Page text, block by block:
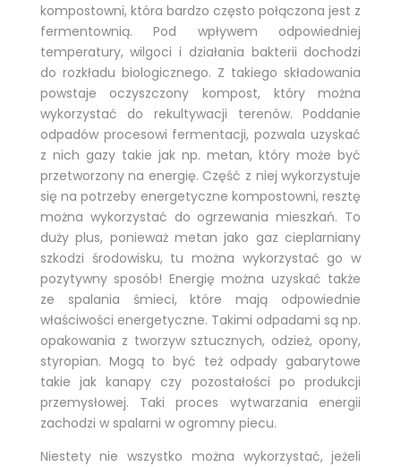
kompostowni, która bardzo często połączona jest z
fermentownią. Pod wpływem odpowiedniej
temperatury, wilgoci i działania bakterii dochodzi
do rozkładu biologicznego. Z takiego składowania
powstaje oczyszczony kompost, który można
wykorzystać do rekultywacji terenów. Poddanie
odpadów procesowi fermentacji, pozwala uzyskać
z nich gazy takie jak np. metan, który może być
przetworzony na energię. Część z niej wykorzystuje
się na potrzeby energetyczne kompostowni, resztę
można wykorzystać do ogrzewania mieszkań. To
duży plus, ponieważ metan jako gaz cieplarniany
szkodzi środowisku, tu można wykorzystać go w
pozytywny sposób! Energię można uzyskać także
ze spalania śmieci, które mają odpowiednie
właściwości energetyczne. Takimi odpadami są np.
opakowania z tworzyw sztucznych, odzież, opony,
styropian. Mogą to być też odpady gabarytowe
takie jak kanapy czy pozostałości po produkcji
przemysłowej. Taki proces wytwarzania energii
zachodzi w spalarni w ogromny piecu.
Niestety nie wszystko można wykorzystać, jeżeli